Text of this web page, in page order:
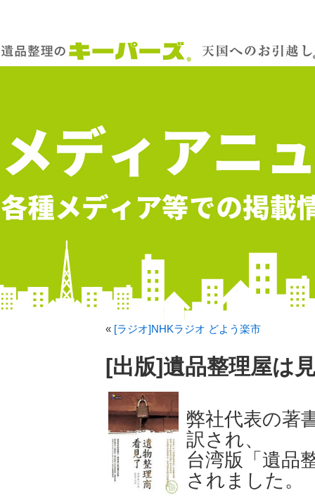
« [ラジオ]NHKラジオ どよう楽市
[出版]遺品整理屋は
弊社代表の著
訳され、
台湾版「遺品
されました。